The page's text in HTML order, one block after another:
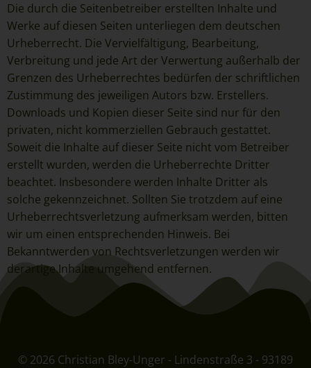
Die durch die Seitenbetreiber erstellten Inhalte und
Werke auf diesen Seiten unterliegen dem deutschen
Urheberrecht. Die Vervielfältigung, Bearbeitung,
Verbreitung und jede Art der Verwertung außerhalb der
Grenzen des Urheberrechtes bedürfen der schriftlichen
Zustimmung des jeweiligen Autors bzw. Erstellers.
Downloads und Kopien dieser Seite sind nur für den
privaten, nicht kommerziellen Gebrauch gestattet.
Soweit die Inhalte auf dieser Seite nicht vom Betreiber
erstellt wurden, werden die Urheberrechte Dritter
beachtet. Insbesondere werden Inhalte Dritter als
solche gekennzeichnet. Sollten Sie trotzdem auf eine
Urheberrechtsverletzung aufmerksam werden, bitten
wir um einen entsprechenden Hinweis. Bei
Bekanntwerden von Rechtsverletzungen werden wir
derartige Inhalte umgehend entfernen.
© 2026 Christian Bley-Unger - Lindenstraße 3 - 93189
Erheben, das Erfassen, die Organisation, das Ordnen, die
Speicherung, die Anpassung oder Veränderung, das Auslesen,
das Abfragen, die Verwendung, die Offenlegung durch
Übermittlung, Verbreitung oder eine andere Form der
Bereitstellung, den Abgleich oder die Verknüpfung, die
Einschränkung, das Löschen oder die Vernichtung.
d) Einschränkung der Verarbeitung
Einschränkung der Verarbeitung ist die Markierung
gespeicherter personenbezogener Daten mit dem Ziel, ihre
künftige Verarbeitung einzuschränken.
e) Profiling
Profiling ist jede Art der automatisierten Verarbeitung
personenbezogener Daten, die darin besteht, dass diese
personenbezogenen Daten verwendet werden, um bestimmte
persönliche Aspekte, die sich auf eine natürliche Person
beziehen, zu bewerten, insbesondere, um Aspekte bezüglich
Arbeitsleistung, wirtschaftlicher Lage, Gesundheit, persönlicher
Vorlieben, Interessen, Zuverlässigkeit, Verhalten, Aufenthaltsort
oder Ortswechsel dieser natürlichen Person zu analysieren oder